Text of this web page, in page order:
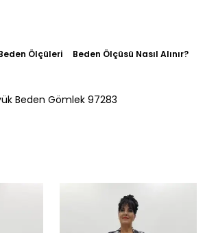
Ölçüleri Beden Ölçüsü Nasıl Alınır?
Beden Gömlek 97283